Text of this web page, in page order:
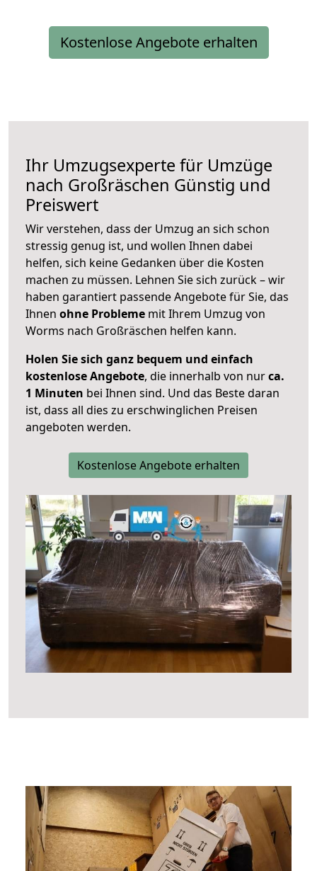
Kostenlose Angebote erhalten
Ihr Umzugsexperte für Umzüge
nach Großräschen Günstig und
Preiswert
Wir verstehen, dass der Umzug an sich schon
stressig genug ist, und wollen Ihnen dabei
helfen, sich keine Gedanken über die Kosten
machen zu müssen. Lehnen Sie sich zurück – wir
haben garantiert passende Angebote für Sie, das
Ihnen ohne Probleme mit Ihrem Umzug von
Worms nach Großräschen helfen kann.
Holen Sie sich ganz bequem und einfach
kostenlose Angebote, die innerhalb von nurca.
1 Minuten bei Ihnen sind. Und das Beste daran
ist, dass all dies zu erschwinglichen Preisen
angeboten werden.
Kostenlose Angebote erhalten